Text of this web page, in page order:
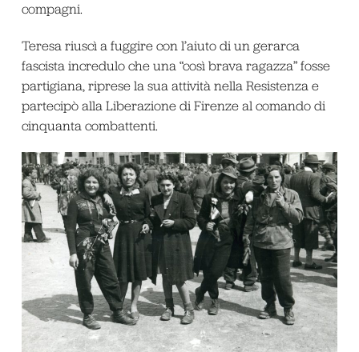
compagni.
Teresa riuscì a fuggire con l’aiuto di un gerarca
fascista incredulo che una “così brava ragazza” fosse
partigiana, riprese la sua attività nella Resistenza e
partecipò alla Liberazione di Firenze al comando di
cinquanta combattenti.